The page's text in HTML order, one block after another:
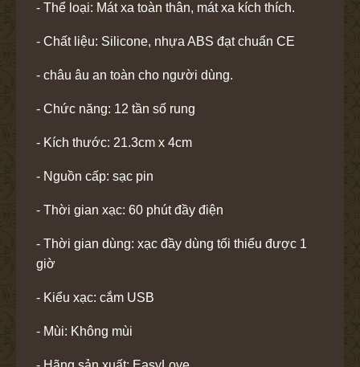
- Thể loại: Mát xa toàn thân, mát xa kích thích.
- Chất liệu: Silicone, nhựa ABS đạt chuẩn CE
- châu âu an toàn cho người dùng.
- Chức năng: 12 tần số rung
- Kích thước: 21.3cm x 4cm
- Nguồn cấp: sạc pin
- Thời gian xạc: 60 phút đầy điện
- Thời gian dùng: xạc đầy dùng tối thiểu được 1
giờ
- Kiểu xạc: cắm USB
- Mùi: Không mùi